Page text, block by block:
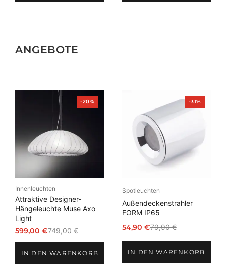
ANGEBOTE
-20%Produkt
im
Innenleuchten
Attraktive Designer-
Hängeleuchte Muse Axo
Light
749,00€
Ursprünglicher
war:
599,00€
Aktueller
ist:IN DEN WARENKORB
-31%Produkt
im
Spotleuchten
Außendeckenstrahler
FORM IP65
79,90€
Ursprünglicher
Preis
war:
79,90 €
54,90 €
Aktueller
Preis
ist:
54,90 €.
IN DEN WARENKORB